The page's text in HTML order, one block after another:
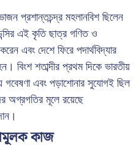
প্রশান্তচন্দ্র মহলানবিশ ছিলেন
এই কৃতি ছাত্র গণিত ও
এবং দেশে ফিরে পদার্থবিদ্যার
বিংশ শতাব্দীর প্রথম দিকে ভারতীয়
গবেষণা এবং পড়াশোনার সুযোগই ছিল
অগ্রগতির মূলে রয়েছে
কাজ